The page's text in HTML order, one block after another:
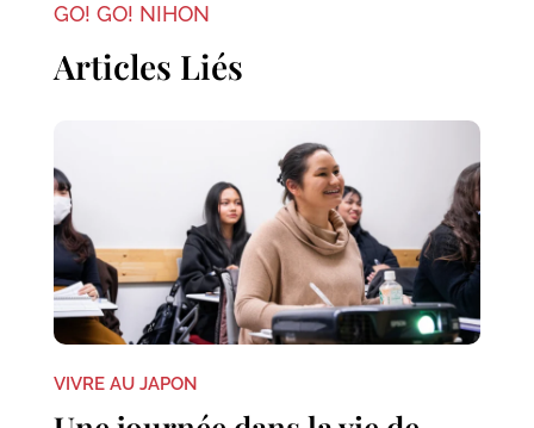
GO! GO! NIHON
Articles Liés
VIVRE AU JAPON